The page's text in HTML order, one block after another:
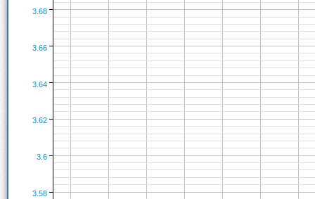
3.6
3.58
3.62
3.64
3.66
3.68